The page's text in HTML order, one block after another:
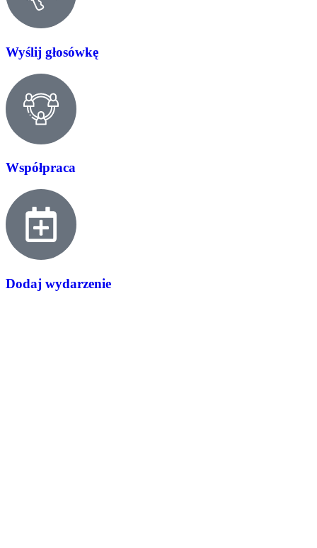
Wyślij głosówkę
Współpraca
Dodaj wydarzenie